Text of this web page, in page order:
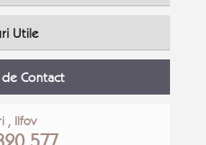
Utile
Contact
, Ilfov
577